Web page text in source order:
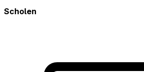
Scholen